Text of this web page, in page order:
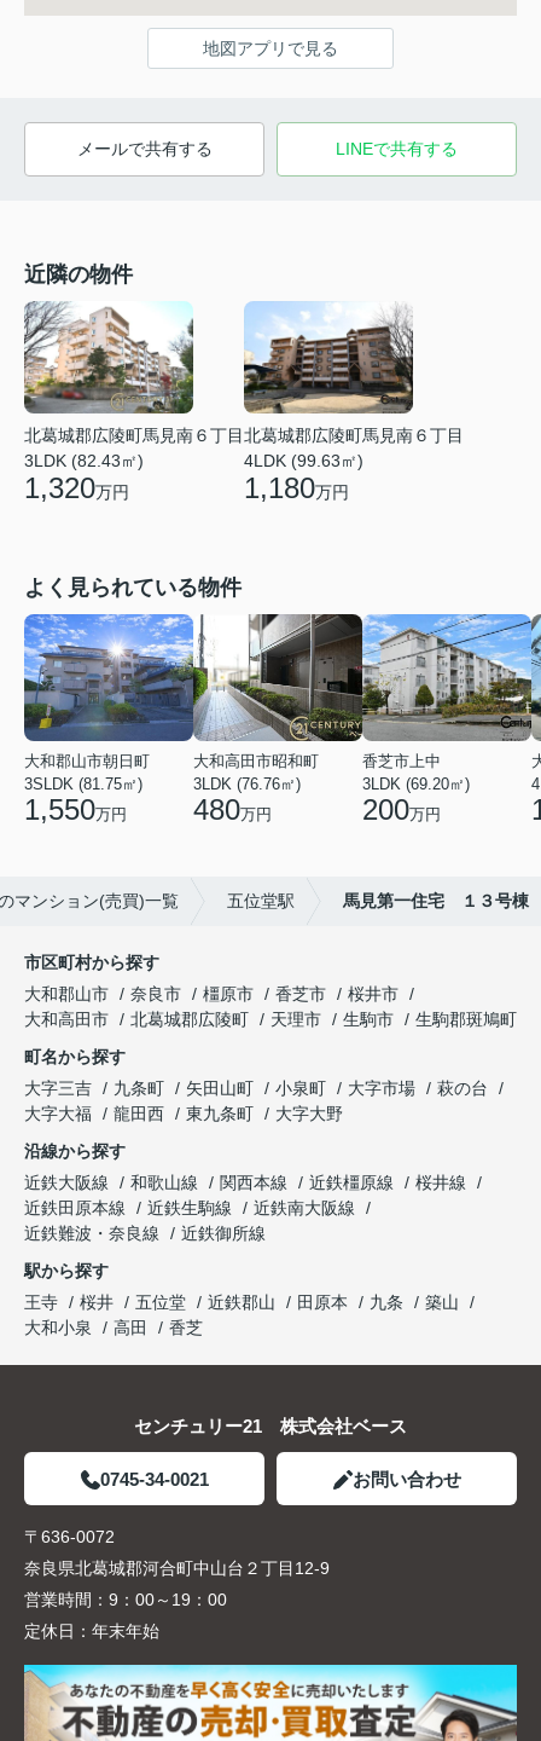
地図アプリで見る
メールで共有する LINEで共有する
近隣の物件
北葛城郡広陵町馬見南６丁目
3LDK (82.43㎡)
1,320万円
北葛城郡広陵町馬見南６丁目
4LDK (99.63㎡)
1,180万円
よく見られている物件
大和郡山市朝日町
3SLDK (81.75㎡)
1,550万円
大和高田市昭和町
3LDK (76.76㎡)
480万円
香芝市上中
3LDK (69.20㎡)
200万円
マンション(売買)一覧 五位堂駅 馬見第一住宅 １３号棟
市区町村から探す
大和郡山市
奈良市 橿原市 香芝市
桜井市
大和高田市
北葛城郡広陵町 天理市 生駒市
生駒郡斑鳩町
町名から探す
大字三吉
九条町 矢田山町 小泉町 大字市場
萩の台
大字大福
龍田西 東九条町
大字大野
沿線から探す
近鉄大阪線
和歌山線 関西本線 近鉄橿原線
桜井線
近鉄田原本線
近鉄生駒線
近鉄南大阪線
近鉄難波・奈良線
近鉄御所線
駅から探す
王寺
桜井 五位堂 近鉄郡山 田原本 九条
築山
大和小泉
高田 香芝
センチュリー21 株式会社ベース
0745-34-0021 お問い合わせ
〒636-0072
奈良県北葛城郡河合町中山台２丁目12-9
営業時間： 9：00～19：00
定休日： 年末年始